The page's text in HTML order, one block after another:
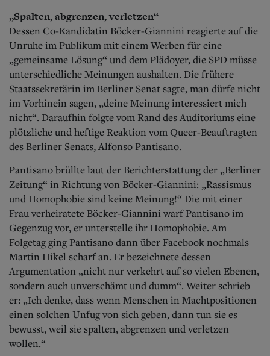
„Spalten, abgrenzen, verletzen“
Dessen Co-Kandidatin Böcker-Giannini reagierte auf die
Unruhe im Publikum mit einem Werben für eine
„gemeinsame Lösung“ und dem Plädoyer, die SPD müsse
unterschiedliche Meinungen aushalten. Die frühere
Staatssekretärin im Berliner Senat sagte, man dürfe nicht
im Vorhinein sagen, „deine Meinung interessiert mich
nicht“. Daraufhin folgte vom Rand des Auditoriums eine
plötzliche und heftige Reaktion vom Queer-Beauftragten
des Berliner Senats, Alfonso Pantisano.
Pantisano brüllte laut der Berichterstattung der „Berliner
Zeitung“ in Richtung von Böcker-Giannini: „Rassismus
und Homophobie sind keine Meinung!“ Die mit einer
Frau verheiratete Böcker-Giannini warf Pantisano im
Gegenzug vor, er unterstelle ihr Homophobie. Am
Folgetag ging Pantisano dann über Facebook nochmals
Martin Hikel scharf an. Er bezeichnete dessen
Argumentation „nicht nur verkehrt auf so vielen Ebenen,
sondern auch unverschämt und dumm“. Weiter schrieb
er: „Ich denke, dass wenn Menschen in Machtpositionen
einen solchen Unfug von sich geben, dann tun sie es
bewusst, weil sie spalten, abgrenzen und verletzen
wollen.“